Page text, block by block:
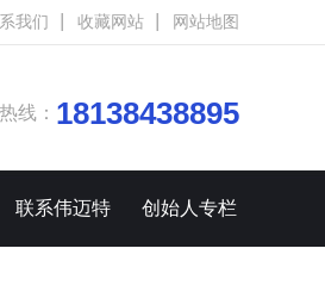
我们 收藏网站 网站地图
线： 18138438895
联系伟迈特 创始人专栏